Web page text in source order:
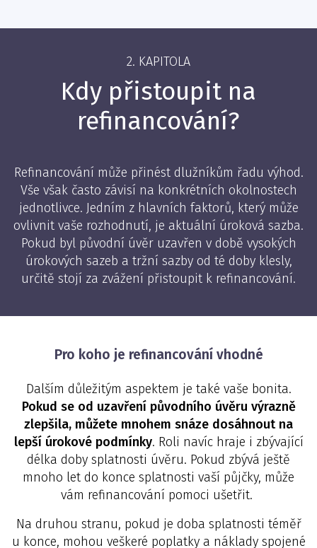
2. KAPITOLA
Kdy přistoupit na
refinancování?
Refinancování může přinést dlužníkům řadu výhod.
Vše však často závisí na konkrétních okolnostech
jednotlivce. Jedním z hlavních faktorů, který může
ovlivnit vaše rozhodnutí, je aktuální úroková sazba.
Pokud byl původní úvěr uzavřen v době vysokých
úrokových sazeb a tržní sazby od té doby klesly,
určitě stojí za zvážení přistoupit k refinancování.
Pro koho je refinancování vhodné
Dalším důležitým aspektem je také vaše bonita.
Pokud se od uzavření původního úvěru výrazně
zlepšila, můžete mnohem snáze dosáhnout na
lepší úrokové podmínky. Roli navíc hraje i zbývající
délka doby splatnosti úvěru. Pokud zbývá ještě
mnoho let do konce splatnosti vaší půjčky, může
vám refinancování pomoci ušetřit.
Na druhou stranu, pokud je doba splatnosti téměř
u konce, mohou veškeré poplatky a náklady spojené